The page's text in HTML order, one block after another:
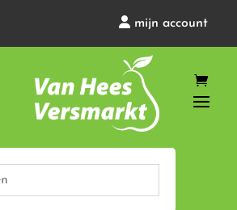
mijn account